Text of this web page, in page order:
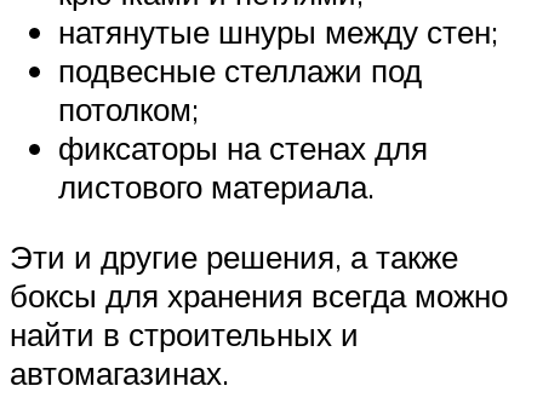
натянутые шнуры между стен;
подвесные стеллажи под
потолком;
фиксаторы на стенах для
листового материала.
Эти и другие решения, а также
боксы для хранения всегда можно
найти в строительных и
автомагазинах.